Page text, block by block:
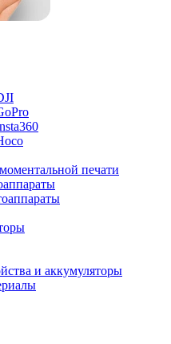
печати
и аккумуляторы